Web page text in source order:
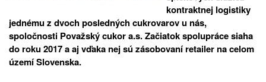
kontraktnej logistiky
jednému z dvoch posledných cukrovarov u nás,
spoločnosti Považský cukor a.s. Začiatok spolupráce siaha
do roku 2017 a aj vďaka nej sú zásobovaní retailer na celom
území Slovenska.